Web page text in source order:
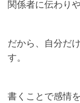
関係者に伝わり
だから、自分だ
す。
書くことで感情